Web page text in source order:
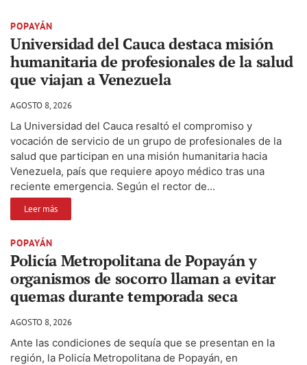
POPAYÁN
Universidad del Cauca destaca misión
humanitaria de profesionales de la salud
que viajan a Venezuela
AGOSTO 8, 2026
La Universidad del Cauca resaltó el compromiso y
vocación de servicio de un grupo de profesionales de la
salud que participan en una misión humanitaria hacia
Venezuela, país que requiere apoyo médico tras una
reciente emergencia. Según el rector de...
Leer más
POPAYÁN
Policía Metropolitana de Popayán y
organismos de socorro llaman a evitar
quemas durante temporada seca
AGOSTO 8, 2026
Ante las condiciones de sequía que se presentan en la
región, la Policía Metropolitana de Popayán, en